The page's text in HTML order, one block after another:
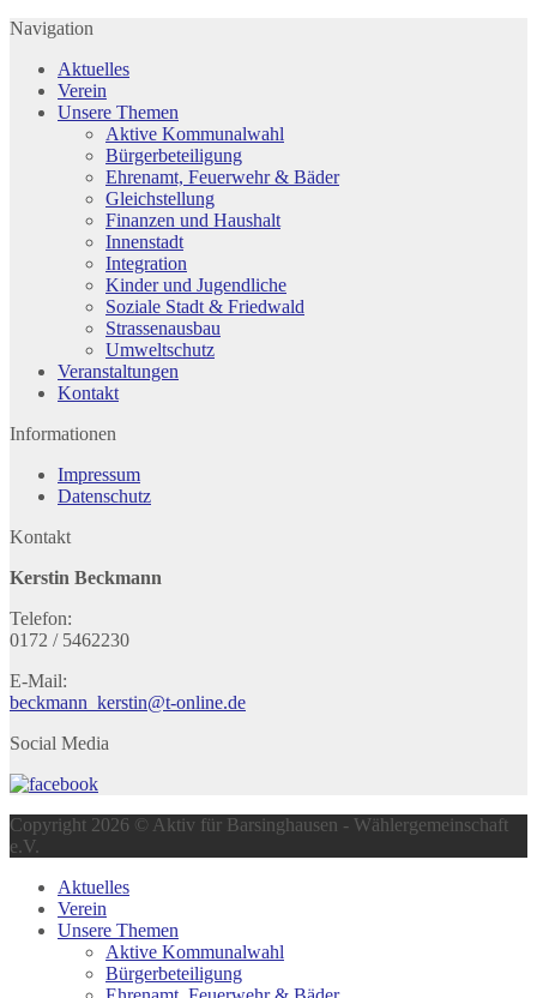
Navigation
Aktuelles
Verein
Unsere Themen
Aktive Kommunalwahl
Bürgerbeteiligung
Ehrenamt, Feuerwehr & Bäder
Gleichstellung
Finanzen und Haushalt
Innenstadt
Integration
Kinder und Jugendliche
Soziale Stadt & Friedwald
Strassenausbau
Umweltschutz
Veranstaltungen
Kontakt
Informationen
Impressum
Datenschutz
Kontakt
Kerstin Beckmann
Telefon:
0172 / 5462230
E-Mail:
beckmann_kerstin@t-online.de
Social Media
Copyright 2026 © Aktiv für Barsinghausen - Wählergemeinschaft
e.V.
Aktuelles
Verein
Unsere Themen
Aktive Kommunalwahl
Bürgerbeteiligung